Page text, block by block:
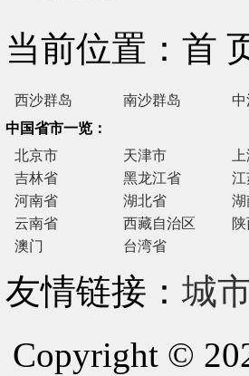
当前位置：首
西沙群岛 南沙群岛
中国省市一览：
北京市
天津市
吉林省
黑龙江省 江
河南省
湖北省 湖
云南省
西藏自治区
澳门
台湾省
友情链接： 城
Copyright ©